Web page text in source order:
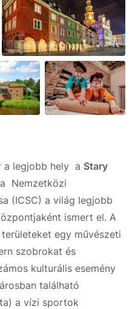
a legjobb hely a Stary
Nemzetközi
(ICSC) a világ legjobb
ismert el. A
egy művészeti
szobrokat és
kulturális esemény
található
a vízi sportok